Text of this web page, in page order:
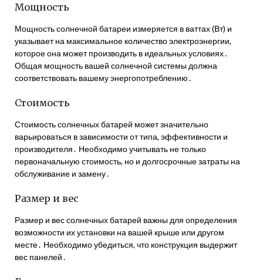
Мощность
Мощность солнечной батареи измеряется в ваттах (Вт) и
указывает на максимальное количество электроэнергии,
которое она может производить в идеальных условиях․
Общая мощность вашей солнечной системы должна
соответствовать вашему энергопотреблению․
Стоимость
Стоимость солнечных батарей может значительно
варьироваться в зависимости от типа, эффективности и
производителя․ Необходимо учитывать не только
первоначальную стоимость, но и долгосрочные затраты на
обслуживание и замену․
Размер и вес
Размер и вес солнечных батарей важны для определения
возможности их установки на вашей крыше или другом
месте․ Необходимо убедиться, что конструкция выдержит
вес панелей․